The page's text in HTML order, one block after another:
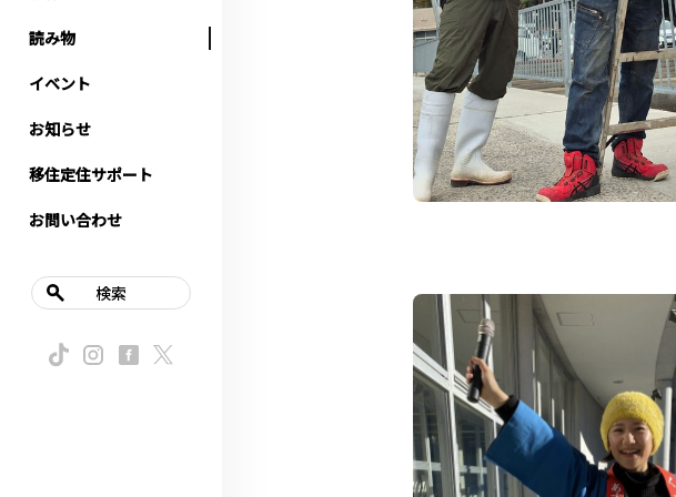
読み物
イベント
お知らせ
移住定住サポート
お問い合わせ
検索